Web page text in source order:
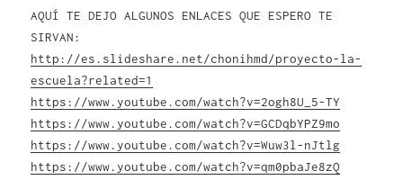
AQUÍ TE DEJO ALGUNOS ENLACES QUE ESPERO TE
SIRVAN:
http://es.slideshare.net/chonihmd/proyecto-la-
escuela?related=1
https://www.youtube.com/watch?v=2ogh8U_5-TY
https://www.youtube.com/watch?v=GCDqbYPZ9mo
https://www.youtube.com/watch?v=Wuw3l-nJtlg
https://www.youtube.com/watch?v=qm0pbaJe8zQ